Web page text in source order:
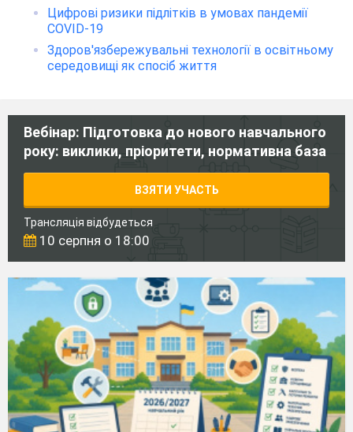
Цифрові ризики підлітків в умовах пандемії
COVID-19
Здоров'язбережувальні технології в освітньому
середовищі як спосіб життя
Вебінар: Підготовка до нового навчального
року: виклики, пріоритети, нормативна база
ВЗЯТИ УЧАСТЬ
Трансляція відбудеться
10 серпня о 18:00